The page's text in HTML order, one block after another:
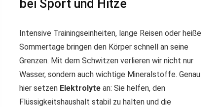
bei Sport und Hitze
Intensive Trainingseinheiten, lange Reisen oder heiße
Sommertage bringen den Körper schnell an seine
Grenzen. Mit dem Schwitzen verlieren wir nicht nur
Wasser, sondern auch wichtige Mineralstoffe. Genau
hier setzen Elektrolyte an: Sie helfen, den
Flüssigkeitshaushalt stabil zu halten und die